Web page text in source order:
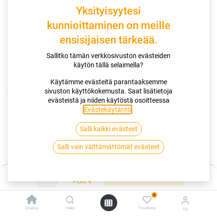
99,00€
Etusivu Haku
0
Toivelista Tili
Kauppa 185/70R14 88T VIKING CITYTECH II
185/70R14 88T VIKING CITYTECH II
Tuotekoodi:274806
Toimitusaika:2 arkipäivää
Asennuspalvelu
Yksityisyytesi
kunnioittaminen on meille
ensisijaisen tärkeää.
Sallitko tämän verkkosivuston evästeiden
käytön tällä selaimella?
Käytämme evästeitä parantaaksemme
sivuston käyttökokemusta. Saat lisätietoja
evästeistä ja niiden käytöstä osoitteessa
Evästekäytäntö
Salli kaikki evästeet
Salli vain välttämättömät evästeet